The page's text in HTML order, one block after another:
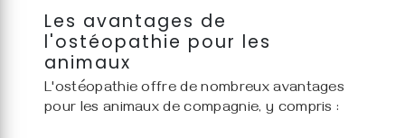
Les avantages de
l'ostéopathie pour les
animaux
L'ostéopathie offre de nombreux avantages
pour les animaux de compagnie, y compris :